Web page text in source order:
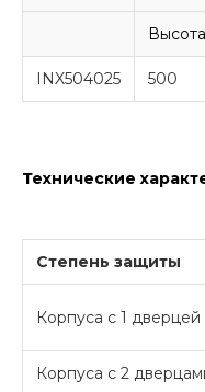
Высота
INX504025 500
Технические
Степень защиты
Корпуса с 1 дверцей
Корпуса с 2